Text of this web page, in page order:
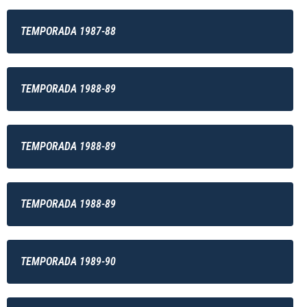
TEMPORADA 1987-88
TEMPORADA 1988-89
TEMPORADA 1988-89
TEMPORADA 1988-89
TEMPORADA 1989-90